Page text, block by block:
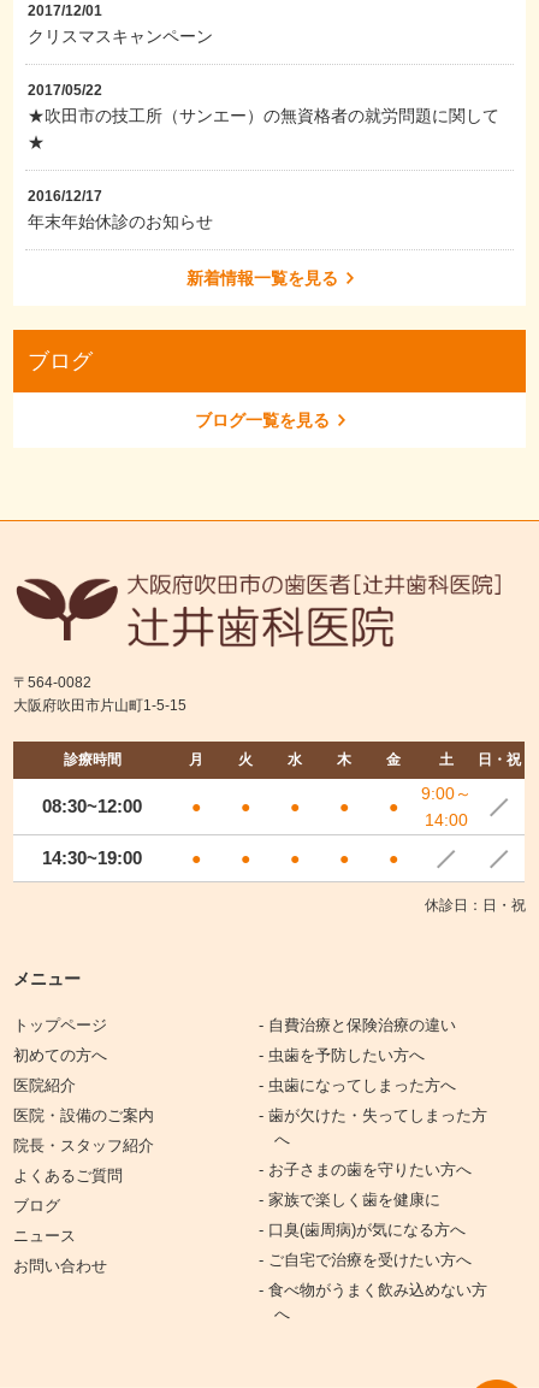
2017/12/01
クリスマスキャンペーン
2017/05/22
★吹田市の技工所（サンエー）の無資格者の就労問題に関して
★
2016/12/17
年末年始休診のお知らせ
新着情報一覧を見る
ブログ
ブログ一覧を見る
〒564-0082
大阪府吹田市片山町1-5-15
診療時間 月 火 水 木 金 土 日・祝
08:30~12:00 ● ● ● ● ●
9:00～
14:00
14:30~19:00 ● ● ● ● ●
休診日：日・祝
メニュー
トップページ
初めての方へ
医院紹介
医院・設備のご案内
院長・スタッフ紹介
よくあるご質問
ブログ
ニュース
お問い合わせ
- 自費治療と保険治療の違い
- 虫歯を予防したい方へ
- 虫歯になってしまった方へ
- 歯が欠けた・失ってしまった方
へ
- お子さまの歯を守りたい方へ
- 家族で楽しく歯を健康に
- 口臭(歯周病)が気になる方へ
- ご自宅で治療を受けたい方へ
- 食べ物がうまく飲み込めない方
へ